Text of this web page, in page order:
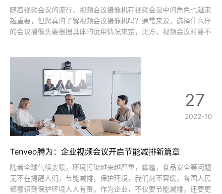
随着视频会议的流行，视频会议摄像机在视频会议中的角色也越来
越重要，但您真的了解视频会议摄像机吗？通常来说，选择什么样
的会议摄像头要根据具体的运用情况来定，比方，视频会议时要不
位，外观、性能参数等。能够从一
Tenveo腾为：企业视频会议开启节能减排新篇章
随着全球气候变暖，环境污染越来越严重，雾霾，食品安全等问题
无不在提醒人们，节能减排，保护环境，我们刻不容缓，各国人民
都意识到保护环境人人有责。作为企业，不仅要节能减排，还要更
27
2022-10